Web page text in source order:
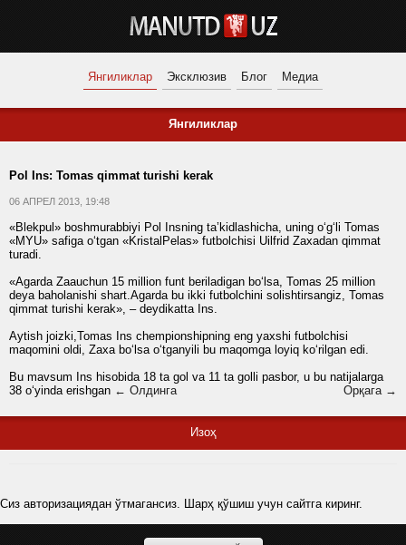
Янгиликлар Эксклюзив Блог Медиа
Янгиликлар
Pol Ins: Tomas qimmat turishi kerak
06 АПРЕЛ 2013, 19:48
«Blekpul» boshmurabbiyi Pol Insning ta’kidlashicha, uning o‘g‘li Tomas
«MYU» safiga o‘tgan «KristalPelas» futbolchisi Uilfrid Zaxadan qimmat
turadi.
«Agarda Zaauchun 15 million funt beriladigan bo‘lsa, Tomas 25 million
deya baholanishi shart.Agarda bu ikki futbolchini solishtirsangiz, Tomas
qimmat turishi kerak», – deydikatta Ins.
Aytish joizki,Tomas Ins chempionshipning eng yaxshi futbolchisi
maqomini oldi, Zaxa bo‘lsa o‘tganyili bu maqomga loyiq ko‘rilgan edi.
Bu mavsum Ins hisobida 18 ta gol va 11 ta golli pasbor, u bu natijalarga
38 o‘yinda erishgan ← Олдинга Орқага →
Изоҳ
Сиз авторизациядан ўтмагансиз. Шарҳ қўшиш учун сайтга киринг.